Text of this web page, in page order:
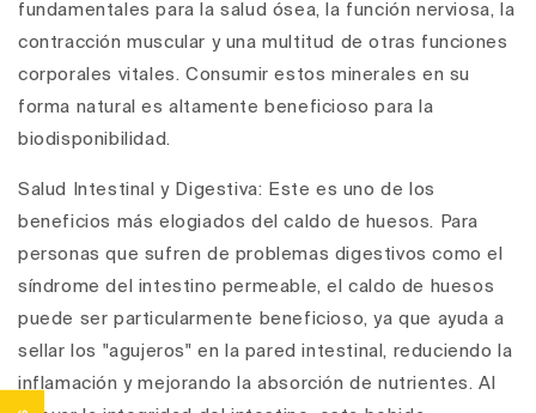
fundamentales para la salud ósea, la función nerviosa, la
contracción muscular y una multitud de otras funciones
corporales vitales. Consumir estos minerales en su
forma natural es altamente beneficioso para la
biodisponibilidad.
Salud Intestinal y Digestiva: Este es uno de los
beneficios más elogiados del caldo de huesos. Para
personas que sufren de problemas digestivos como el
síndrome del intestino permeable,el caldo de huesos
puede ser particularmente beneficioso, ya que ayuda a
sellar los "agujeros" en la pared intestinal, reduciendo la
inflamación y mejorando la absorción de nutrientes. Al